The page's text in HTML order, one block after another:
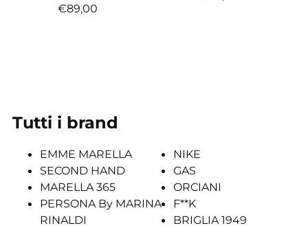
€89,00
Tutti i brand
EMME MARELLA
SECOND HAND
MARELLA 365
PERSONA By MARINA
RINALDI
NIKE
GAS
ORCIANI
F**K
BRIGLIA 1949